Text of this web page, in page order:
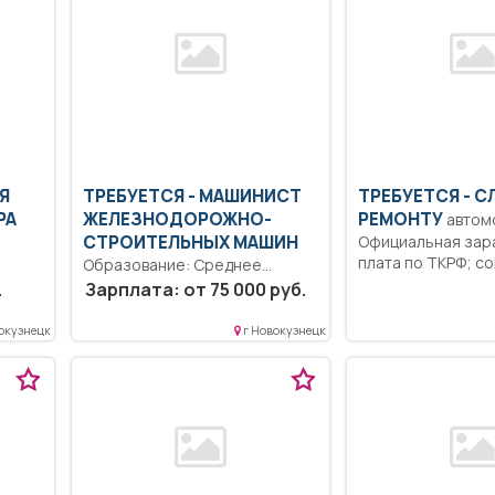
ТРЕБУЕТСЯ - МАШИНИСТ
ЖЕЛЕЗНОДОРОЖНО-
СТРОИТЕЛЬНЫХ МАШИН
Образование: Среднее
профессиональное
образование.. Согласно
должностной инструкции..
Полный рабочий...
Зарплата: от 75 000 руб.
г Новокузнецк
ТРЕБУЕТСЯ -
РЕМОНТУ
Официальная
плата по ТКРФ;